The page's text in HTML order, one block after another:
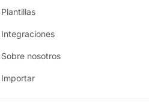
Plantillas
Integraciones
Sobre nosotros
Importar